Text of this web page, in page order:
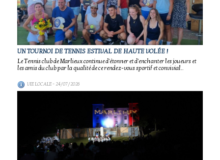
UN TOURNOI DE TENNIS ESTIVAL DE HAUTE VOLÉE !
Le Tennis club de Marlieux continue d'étonner et d'enchanter les joueurs et
les amis du club par la qualité de ce rendez-vous sportif et convivial..
VIE LOCALE- 24/07/2026